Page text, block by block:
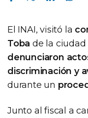
El INAI, visitó la
Toba de la ciudad
denunciaron
discriminación y
durante un
Junto al fiscal a